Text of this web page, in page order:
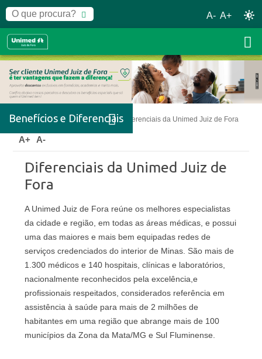
A- A+
Benefícios e Diferenciais
Home Benefícios e Diferenciais Diferenciais da Unimed Juiz de Fora
A+ A-
Diferenciais da Unimed Juiz de
Fora
A Unimed Juiz de Fora reúne os melhores especialistas
da cidade e região, em todas as áreas médicas, e possui
uma das maiores e mais bem equipadas redes de
serviços credenciados do interior de Minas. São mais de
1.300 médicos e 140 hospitais, clínicas e laboratórios,
nacionalmente reconhecidos pela excelência,e
profissionais respeitados, considerados referência em
assistência à saúde para mais de 2 milhões de
habitantes em uma região que abrange mais de 100
municípios da Zona da Mata/MG e Sul Fluminense.